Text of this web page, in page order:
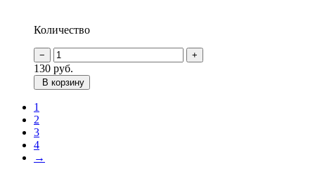
Количество
130 руб.
В корзину
1
2
3
4
→